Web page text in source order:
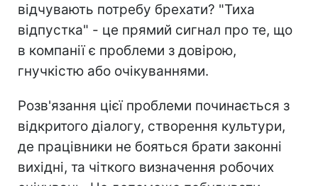
відчувають потребу брехати? "Тиха
відпустка" - це прямий сигнал про те, що
в компанії є проблеми з довірою,
гнучкістю або очікуваннями.
Розв'язання цієї проблеми починається з
відкритого діалогу, створення культури,
де працівники не бояться брати законні
вихідні, та чіткого визначення робочих